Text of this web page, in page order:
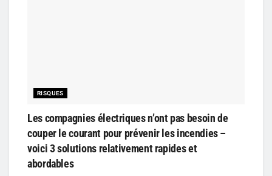
RISQUES
Les compagnies électriques n’ont pas besoin de
couper le courant pour prévenir les incendies –
voici 3 solutions relativement rapides et
abordables